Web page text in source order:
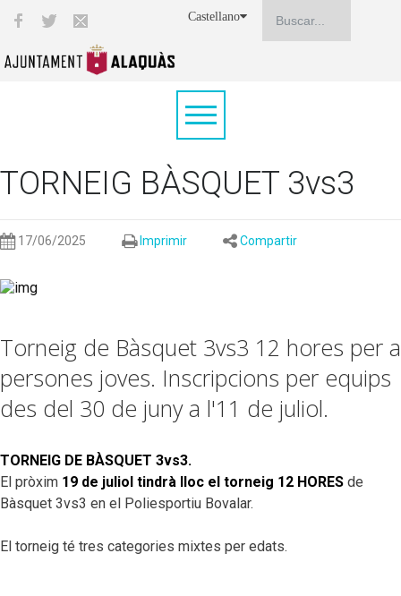
Castellano
TORNEIG BÀSQUET 3vs3
17/06/2025 Imprimir Compartir
Torneig de Bàsquet 3vs3 12 hores per a
persones joves. Inscripcions per equips
des del 30 de juny a l'11 de juliol.
TORNEIG DE BÀSQUET 3vs3.
El pròxim 19 de juliol tindrà lloc el torneig 12 HORES de
Bàsquet 3vs3 en el Poliesportiu Bovalar.
El torneig té tres categories mixtes per edats.